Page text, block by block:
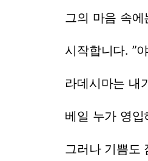
그의 마음 속에
시작합니다. ”
라데시마는 내
베일 누가 영입
그러나 기쁨도